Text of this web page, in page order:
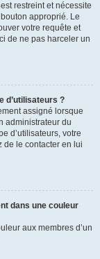
restreint et nécessite
approprié. Le
votre requête et
de ne pas harceler un
d’utilisateurs ?
assigné lorsque
administrateur du
d’utilisateurs, votre
de le contacter en lui
dans une couleur
aux membres d’un